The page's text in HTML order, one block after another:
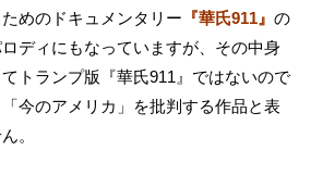
めのドキュメンタリー 『華氏911』 の
ディにもなっていますが、その中身
トランプ版『華氏911』ではないので
今のアメリカ」を批判する作品と表
。